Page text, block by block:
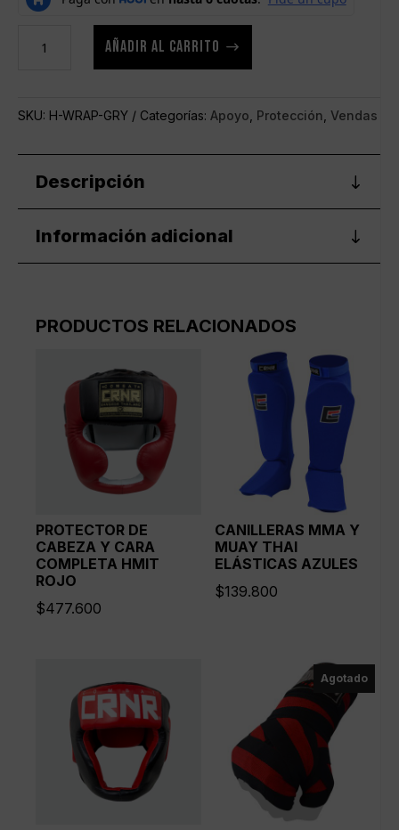
de
metros
gris
cantidad
AÑADIR AL CARRITO
SKU: H-WRAP-GRY Categorías: Apoyo Protección Vendas
Descripción
Información adicional
PRODUCTOS RELACIONADOS
PROTECTOR DE
CABEZA Y CARA
COMPLETA HMIT
ROJO
$477.600
CANILLERAS MMA Y
MUAY THAI
ELÁSTICAS AZULES
$139.800
Agotado